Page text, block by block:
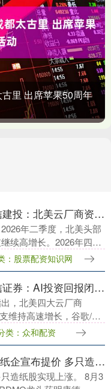
里 出席苹果50周年
鸿岳资本 中信建投：北美云厂商资本开支继续高增长 关注算力超跌与高股息标的
年二季度，北美头部
续高增长。2026年四家
支指引合计约为7200亿
映北美云厂商仍在围
：股票配资知识网
同花财富 中信证券：AI投资回报闭环已现 坚定看好光通信板块
，北美四大云厂商
维持高速增长，谷歌/亚
上修26全年指引，其中
营业利润率/Backlog均
类：众和配资
配资658 多家纸企宣布提价 多只造纸股股价大幅上涨
造纸股实现上涨。 8月3